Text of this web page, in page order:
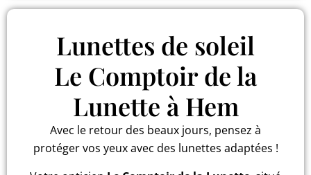
Lunettes de soleil
Le Comptoir de la
Lunette à Hem
Avec le retour des beaux jours, pensez à
protéger vos yeux avec des lunettes adaptées !